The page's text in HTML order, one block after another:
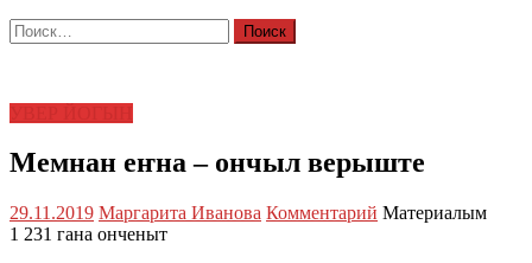
Найти:
Мемнан еҥна – ончыл верыште
29.11.2019 Маргарита Иванова Комментарий Материалым
1 231 гана онченыт